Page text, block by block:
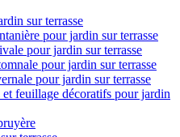
sur terrasse
pour jardin sur terrasse
pour jardin sur terrasse
pour jardin sur terrasse
pour jardin sur terrasse
feuillage décoratifs pour jardin